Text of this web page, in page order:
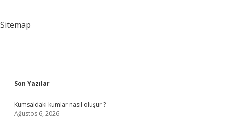
Sitemap
Sidebar
Son Yazılar
Kumsaldaki kumlar nasıl oluşur ?
Ağustos 6, 2026